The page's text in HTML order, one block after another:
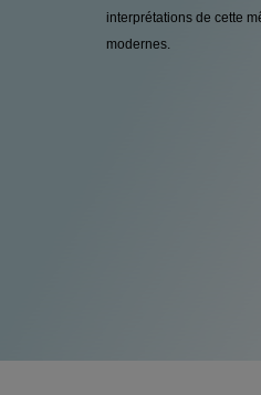
interprétations de cette
modernes.